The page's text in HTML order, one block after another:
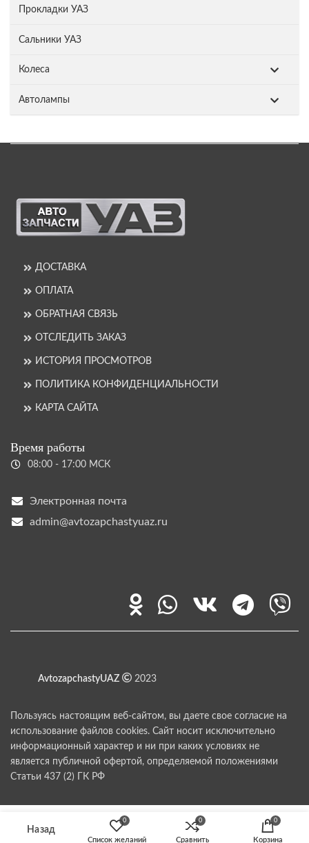
Прокладки УАЗ
Сальники УАЗ
Колеса
Автолампы
ДОСТАВКА
ОПЛАТА
ОБРАТНАЯ СВЯЗЬ
ОТСЛЕДИТЬ ЗАКАЗ
ИСТОРИЯ ПРОСМОТРОВ
ПОЛИТИКА КОНФИДЕНЦИАЛЬНОСТИ
КАРТА САЙТА
Время работы
08:00 - 17:00 МСК
Электронная почта
admin@avtozapchastyuaz.ru
AvtozapchastyUAZ 2023
Пользуясь настоящим веб-сайтом, вы даете свое согласие на
использование файлов cookies. Сайт носит исключительно
информационный характер и ни при каких условиях не
является публичной офертой, определяемой положениями
Статьи 437 (2) ГК РФ
0
Список желаний
0
Сравнить
0
Корзина